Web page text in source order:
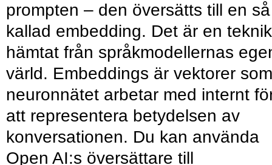
prompten – den översätts till en så
kallad embedding. Det är en teknik
hämtat från språkmodellernas
värld. Embeddings är vektorer som
neuronnätet arbetar med internt
att representera betydelsen av
konversationen. Du kan använda
Open AI:s översättare till